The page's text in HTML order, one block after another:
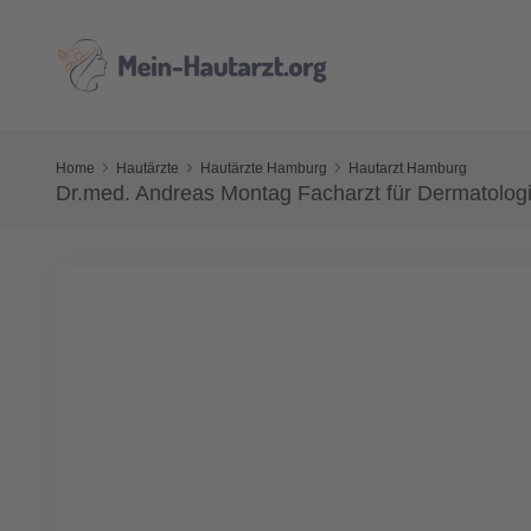
Home Hautärzte Hautärzte Hamburg Hautarzt Hamburg
Dr.med. Andreas Montag Facharzt für